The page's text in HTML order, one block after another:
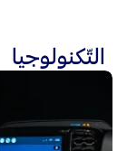
التّكنولوجيا